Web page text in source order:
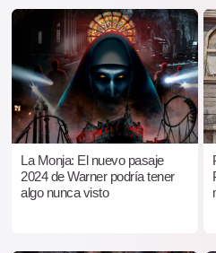
La Monja: El nuevo pasaje
2024 de Warner podría tener
algo nunca visto